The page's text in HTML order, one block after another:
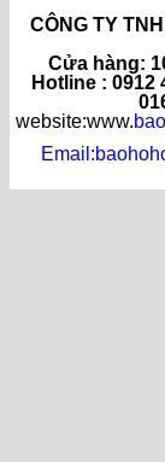
CÔNG TY
Cửa hàng:
Hotline : 0912
website:www.